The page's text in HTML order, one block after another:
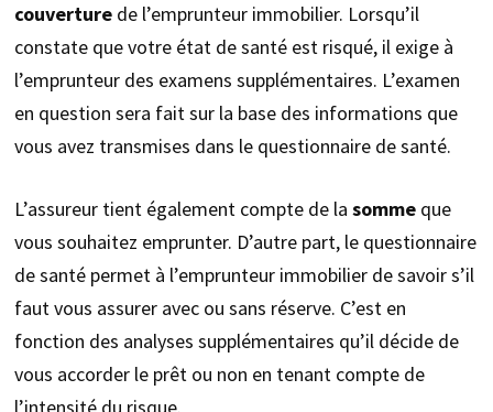
couverture de l’emprunteur immobilier. Lorsqu’il
constate que votre état de santé est risqué, il exige à
l’emprunteur des examens supplémentaires. L’examen
en question sera fait sur la base des informations que
vous avez transmises dans le questionnaire de santé.
L’assureur tient également compte de la somme que
vous souhaitez emprunter. D’autre part, le questionnaire
de santé permet à l’emprunteur immobilier de savoir s’il
faut vous assurer avec ou sans réserve. C’est en
fonction des analyses supplémentaires qu’il décide de
vous accorder le prêt ou non en tenant compte de